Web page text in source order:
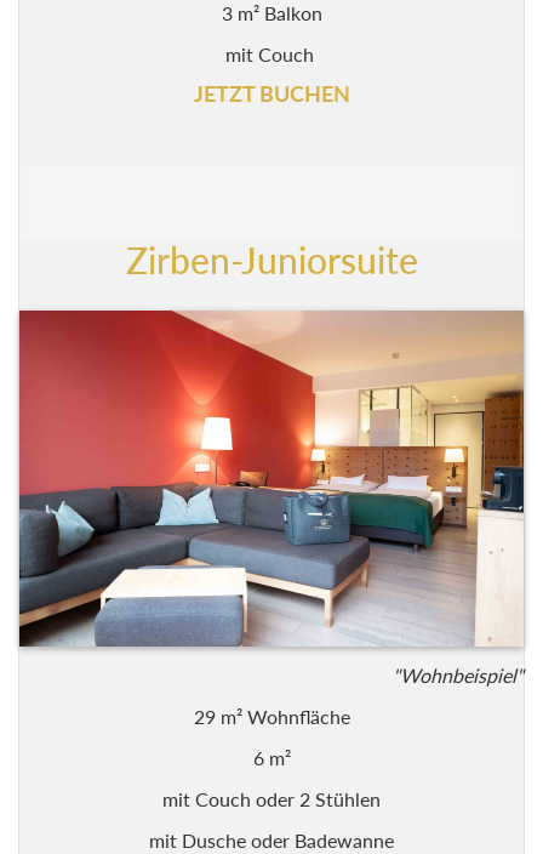
3 m² Balkon
mit Couch
JETZT BUCHEN
Zirben-Juniorsuite
"Wohnbeispiel"
29 m² Wohnfläche
6 m²
mit Couch oder 2 Stühlen
mit Dusche oder Badewanne